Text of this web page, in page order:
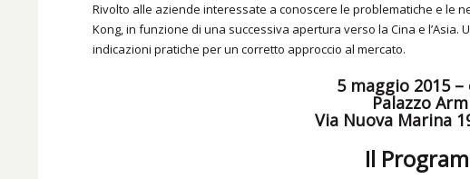
Rivolto alle aziende interessate a conoscere le problematiche e le
Kong, in funzione di una successiva apertura verso la Cina e
indicazioni pratiche per un corretto approccio al mercato.
5 maggio 2015 –
Palazzo
Via Nuova Marina
Il